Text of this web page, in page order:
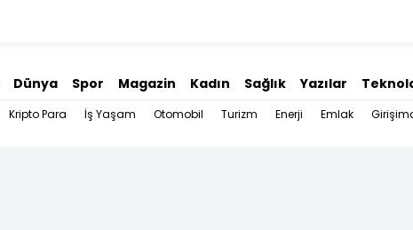
Dünya Spor Magazin Kadın Sağlık Yazılar
Kripto Para İş Yaşam Otomobil Turizm Enerji Emlak